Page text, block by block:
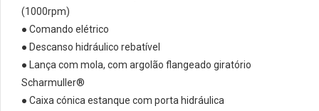
(1000rpm)
● Comando elétrico
● Descanso hidráulico rebatível
● Lança com mola, com argolão flangeado giratório
Scharmuller®
● Caixa cónica estanque com porta hidráulica